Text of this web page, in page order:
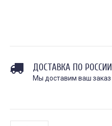
ДОСТАВКА ПО РОССИИ
Мы доставим ваш заказ